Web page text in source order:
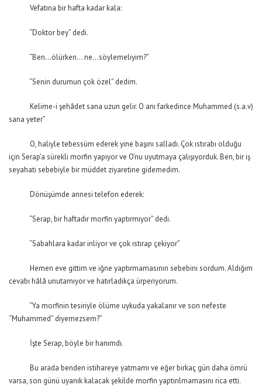
Vefatına bir hafta kadar kala:
“Doktor bey” dedi.
“Ben…ölürken… ne…söylemeliyim?”
“Senin durumun çok özel” dedim.
Kelime-i şehâdet sana uzun gelir. O anı farkedince Muhammed (s.a.v)
sana yeter”
O, haliyle tebessüm ederek yine başını salladı. Çok ıstırabı olduğu
için Serap’a sürekli morfin yapıyor ve O’nu uyutmaya çalışıyorduk. Ben, bir iş
seyahati sebebiyle bir müddet ziyaretine gidemedim.
Dönüşümde annesi telefon ederek:
“Serap, bir haftadır morfin yaptırmıyor” dedi.
“Sabahlara kadar inliyor ve çok ıstırap çekiyor”
Hemen eve gittim ve iğne yaptırmamasının sebebini sordum. Aldığım
cevabı hâlâ unutamıyor ve hatırladıkça ürperiyorum.
“Ya morfinin tesiriyle ölüme uykuda yakalanır ve son nefeste
“Muhammed” diyemezsem?”
İşte Serap, böyle bir hanımdı.
Bu arada benden istihareye yatmamı ve eğer birkaç gün daha ömrü
varsa, son günü uyanık kalacak şekilde morfin yaptırılmamasını rica etti.